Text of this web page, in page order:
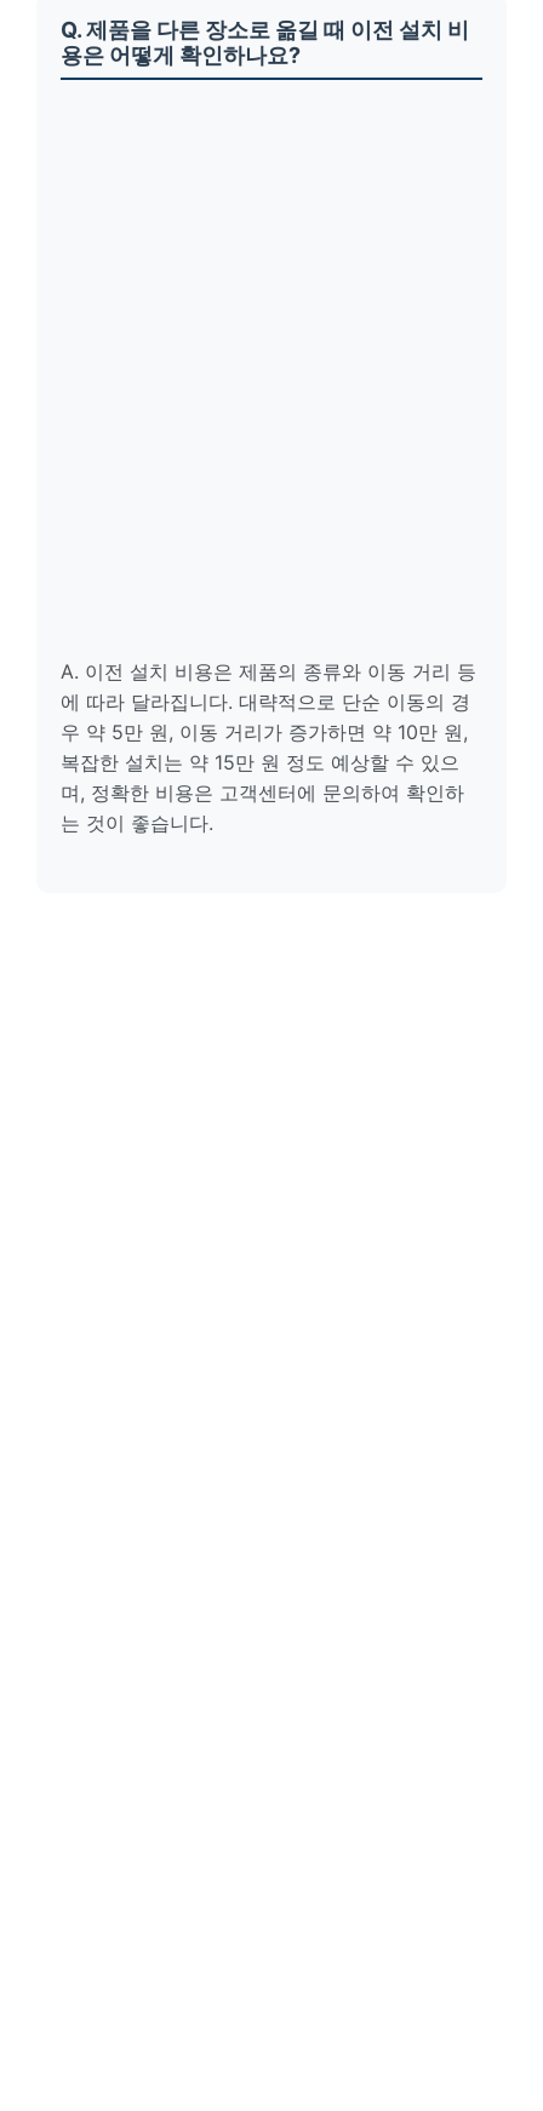
Q. 제품을 다른 장소로 옮길 때 이전 설치 비
용은 어떻게 확인하나요?
A. 이전 설치 비용은 제품의 종류와 이동 거리 등
에 따라 달라집니다. 대략적으로 단순 이동의 경
우 약 5만 원, 이동 거리가 증가하면 약 10만 원,
복잡한 설치는 약 15만 원 정도 예상할 수 있으
며, 정확한 비용은 고객센터에 문의하여 확인하
는 것이 좋습니다.